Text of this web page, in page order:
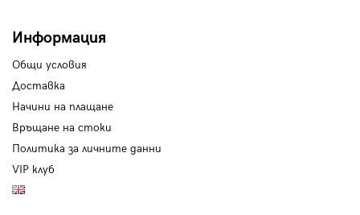
Информация
Общи условия
Доставка
Начини на плащане
Връщане на стоки
Политика за личните данни
VIP клуб